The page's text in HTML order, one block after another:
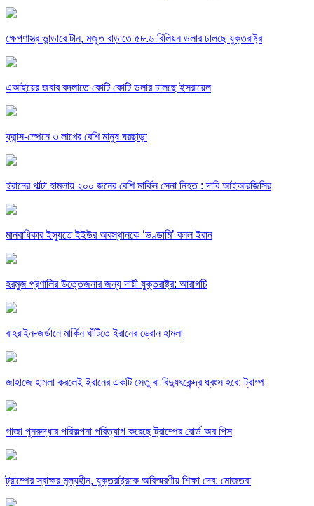
ক্ষেপণাস্ত্র ভান্ডারে টান, মজুত বাড়াতে ৫৮.৬ বিলিয়ন ডলার ঢালছে যুক্তরাষ্ট্র
এআইয়ের জবাব বদলাতে কোটি কোটি ডলার ঢালছে ইসরায়েল
ফ্রান্স-স্পেনে ৩ লাখের বেশি মানুষ ঘরছাড়া
ইরানের পাল্টা হামলায় ২০০ জনের বেশি মার্কিন সেনা নিহত : দাবি আইআরজিসির
মানবাধিকার ইস্যুতে ইইউর অবস্থানকে ‘ভণ্ডামি’ বলল ইরান
হরমুজ প্রণালির উত্তেজনার জন্য দায়ী যুক্তরাষ্ট্র: আরাগচি
বাহরাইন-জর্ডানে মার্কিন ঘাঁটিতে ইরানের ড্রোন হামলা
জাহাজে হামলা করলেই ইরানের একটি সেতু বা বিদ্যুৎকেন্দ্র ধ্বংস হবে: ট্রাম্প
গাজা পুনরুদ্ধার পরিকল্পনা পরিত্যাগ করেছে ট্রাম্পের বোর্ড অব পিস
ট্রাম্পের স্বাক্ষর মূল্যহীন, যুক্তরাষ্ট্রকে অবিস্মরণীয় শিক্ষা দেব: মোজতবা